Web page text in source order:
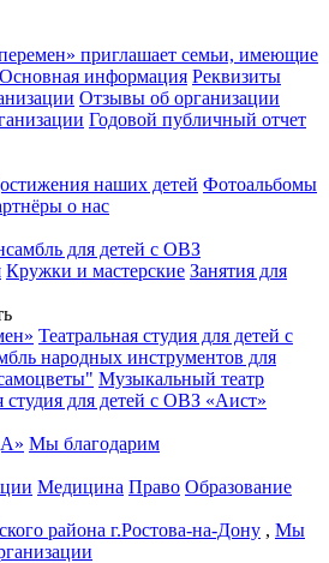
приглашает семьи, имеющие
Основная информация Реквизиты
Отзывы об организации
Годовой публичный отчет
наших детей Фотоальбомы
о нас
для детей с ОВЗ
Кружки и мастерские Занятия для
Театральная студия для детей с
народных инструментов для
Музыкальный театр
студия для детей с ОВЗ «Аист»
Мы благодарим
Медицина Право Образование
района г.Ростова-на-Дону , Мы